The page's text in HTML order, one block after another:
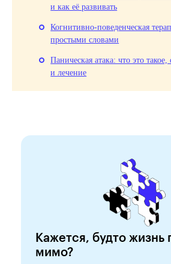
и как её развивать
Когнитивно-поведенческая
простыми словами
Паническая атака: что это
и лечение
Кажется, будто жизнь
мимо?